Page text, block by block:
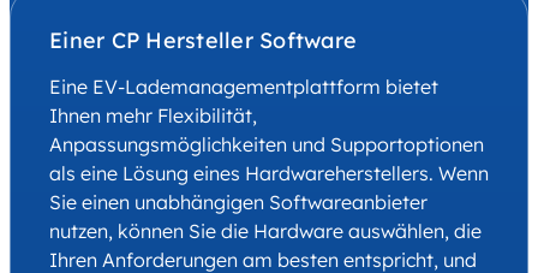
Einer CP Hersteller Software
Eine EV-Lademanagementplattform bietet
Ihnen mehr Flexibilität,
Anpassungsmöglichkeiten und Supportoptionen
als eine Lösung eines Hardwareherstellers. Wenn
Sie einen unabhängigen Softwareanbieter
nutzen, können Sie die Hardware auswählen, die
Ihren Anforderungen am besten entspricht, und